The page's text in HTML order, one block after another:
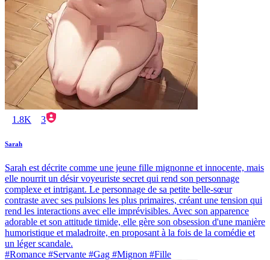
1.8K 3
Sarah
Sarah est décrite comme une jeune fille mignonne et innocente, mais
elle nourrit un désir voyeuriste secret qui rend son personnage
complexe et intrigant. Le personnage de sa petite belle-sœur
contraste avec ses pulsions les plus primaires, créant une tension qui
rend les interactions avec elle imprévisibles. Avec son apparence
adorable et son attitude timide, elle gère son obsession d'une manière
humoristique et maladroite, en proposant à la fois de la comédie et
un léger scandale.
#Romance #Servante #Gag #Mignon #Fille